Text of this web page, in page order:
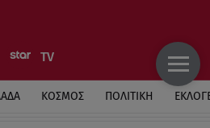
ΚΟΣΜΟΣ ΠΟΛΙΤΙΚΗ